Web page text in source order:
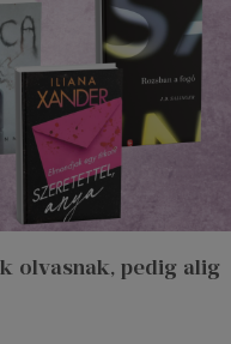
olvasnak, pedig alig